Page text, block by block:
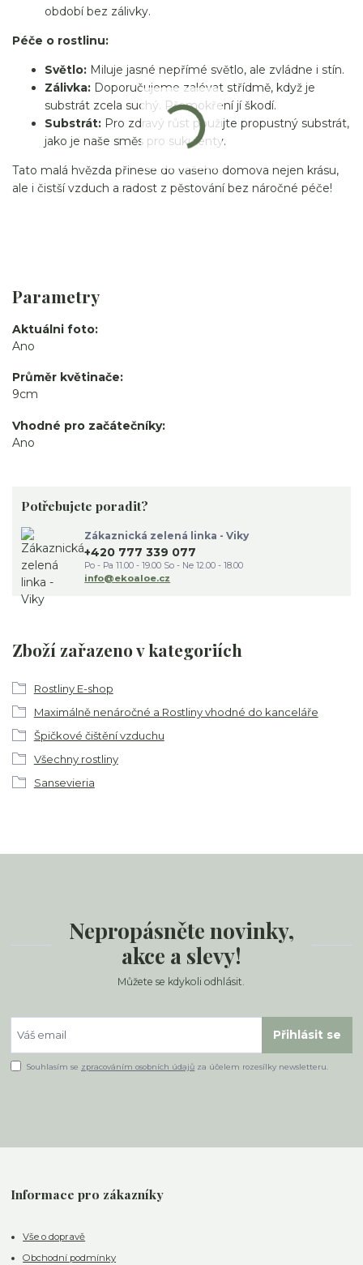
období bez zálivky.
Péče o rostlinu:
Světlo: Miluje jasné nepřímé světlo, ale zvládne i stín.
Zálivka: Doporučujeme zalévat střídmě, když je
substrát zcela suchý. Přemokření jí škodí.
Substrát: Pro zdravý růst použijte propustný substrát,
jako je naše směs pro sukulenty.
Tato malá hvězda přinese do vašeho domova nejen krásu,
ale i čistší vzduch a radost z pěstování bez náročné péče!
Parametry
Aktuálni foto
Ano
Průměr květinače
9cm
Vhodné pro začátečníky
Ano
Zboží zařazeno v kategoriích
Rostliny E-shop
Maximálně nenáročné a Rostliny vhodné do kanceláře
Špičkové čištění vzduchu
Všechny rostliny
Sansevieria
Potřebujete poradit?
Zákaznická zelená linka - Viky
+420 777 339 077
Po - Pa 11.00 - 19.00 So - Ne 12.00 - 18.00
info@ekoaloe.cz
Nepropásněte novinky,
akce a slevy!
Můžete se kdykoli odhlásit.
Přihlásit se
Souhlasím se zpracováním osobních údajů za účelem rozesílky newsletteru.
Informace pro zákazníky
Vše o dopravě
Obchodní podmínky